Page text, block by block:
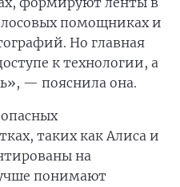
помощниках и
Но главная
к технологии, а
— пояснила она.
таких как Алиса и
на
понимают